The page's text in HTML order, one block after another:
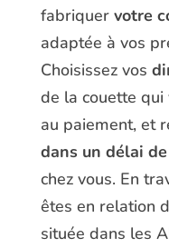
fabriquer votre
adaptée à vos
Choisissez vos
de la couette
au paiement, et
dans un délai
chez vous. En
êtes en relation
située dans les